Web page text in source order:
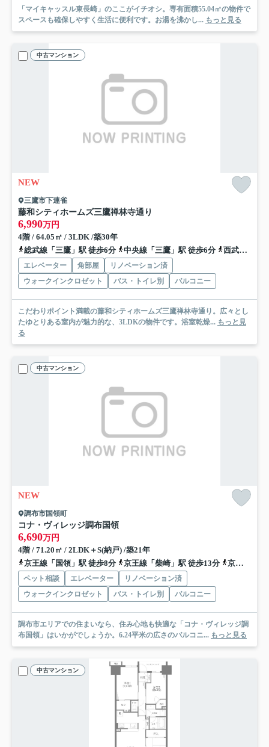
「マイキャッスル東長崎」のここがイチオシ。専有面積55.04㎡の物件で
スペースも確保しやすく生活に便利です。お湯を沸かし... もっと見る
中古マンション
NEW
三鷹市下連雀
藤和シティホームズ三鷹禅林寺通り
6,990万円
4階 / 64.05㎡ / 3LDK /築30年
総武線「三鷹」駅 徒歩6分
中央線「三鷹」駅 徒歩6分 西武多摩川線「武蔵境」駅 徒歩22分
エレベーター 角部屋
リノベーション済
ウォークインクロゼット
バス・トイレ別 バルコニー
こだわりポイント満載の藤和シティホームズ三鷹禅林寺通り。広々とし
たゆとりある室内が魅力的な、3LDKの物件です。浴室乾燥... もっと見
る
中古マンション
NEW
調布市国領町
コナ・ヴィレッジ調布国領
6,690万円
4階 / 71.20㎡ / 2LDK＋S(納戸) /築21年
京王線「国領」駅 徒歩8分
京王線「柴崎」駅 徒歩13分 京王線「布田」駅 徒歩16分
ペット相談 エレベーター
リノベーション済
ウォークインクロゼット
バス・トイレ別 バルコニー
調布市エリアでの住まいなら、住み心地も快適な「コナ・ヴィレッジ調
布国領」はいかがでしょうか。6.24平米の広さのバルコニ... もっと見る
中古マンション